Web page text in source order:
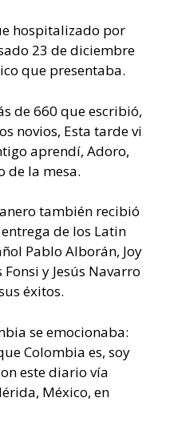
hospitalizado por
23 de diciembre
que presentaba.
de 660 que escribió,
novios, Esta tarde vi
aprendí, Adoro,
de la mesa.
también recibió
de los Latin
Pablo Alborán, Joy
Fonsi y Jesús Navarro
éxitos.
se emocionaba:
Colombia es, soy
este diario vía
México, en